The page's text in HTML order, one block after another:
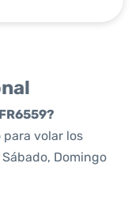
para volar los
Domingo